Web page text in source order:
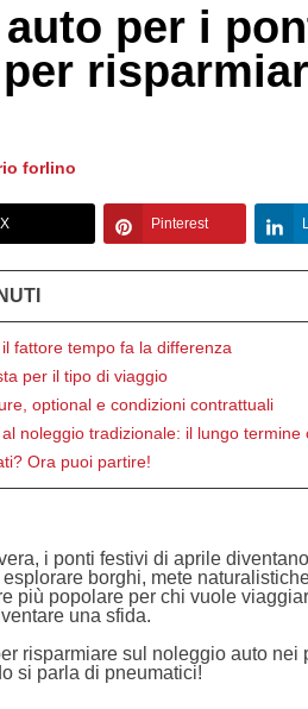
per i
forlino
X Pinterest
fattore tempo fa la differenza
per il tipo di viaggio
optional e condizioni contrattuali
noleggio tradizionale: il lungo termine
Ora puoi partire!
i ponti festivi di aprile
borghi, mete
più popolare per chi vuole
una sfida.
risparmiare sul noleggio auto
si parla di pneumatici!